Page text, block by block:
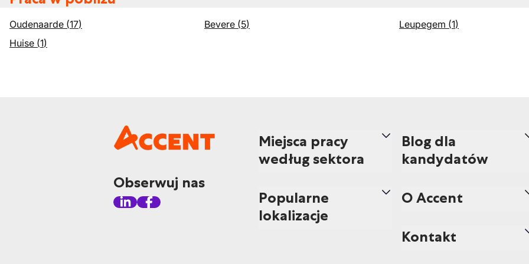
Oudenaarde (17) Bevere (5) Leupegem (1)
Huise (1)
Obserwuj nas
Miejsca pracy
według sektora
Popularne
lokalizacje
Blog dla
kandydatów
O Accent
Kontakt